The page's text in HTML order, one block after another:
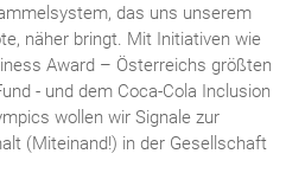
das uns unserem
näher bringt. Mit Initiativen wie
Award – Österreichs größten
- und dem Coca-Cola Inclusion
wollen wir Signale zur
(Miteinand!) in der Gesellschaft